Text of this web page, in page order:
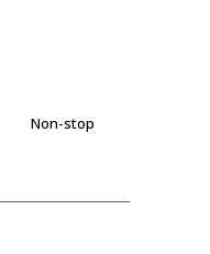
Non-stop